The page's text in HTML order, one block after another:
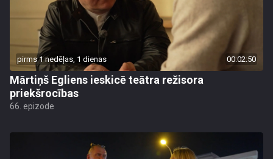
pirms 1 nedēļas, 1 dienas 00:02:50
Mārtiņš Egliens ieskicē teātra režisora
priekšrocības
66. epizode